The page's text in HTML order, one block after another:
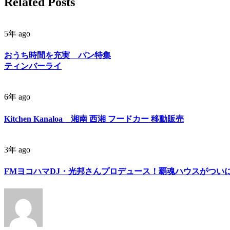
5年 ago
おうち時間を充実 パン特集
ティンバーライ
6年 ago
Kitchen Kanaloa 湘南 西湘 フードカー 移動販売
3年 ago
FMヨコハマDJ・光邦さんプロデュース！覇魂ハウスがつい